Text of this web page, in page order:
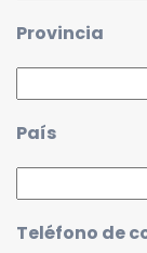
Provincia
País
Teléfono de